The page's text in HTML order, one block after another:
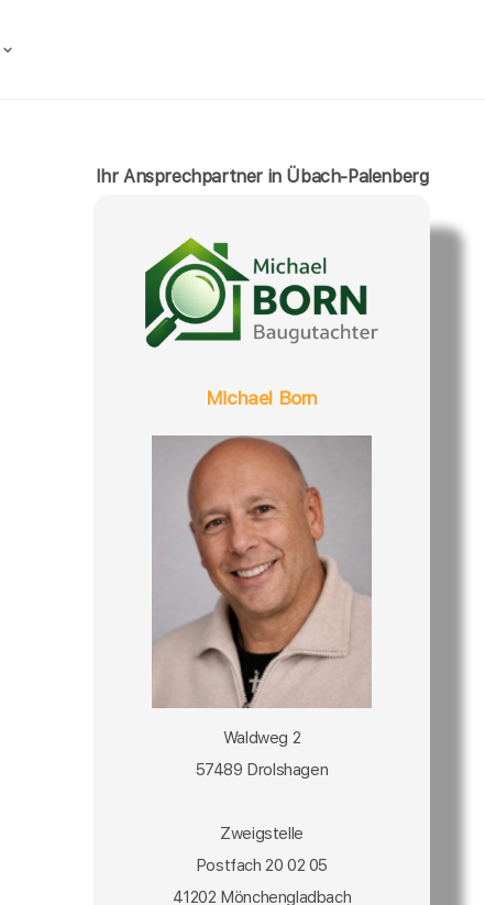
Ihr Ansprechpartner in Übach-Palenberg
Michael Born
Waldweg 2
57489 Drolshagen
Zweigstelle
Postfach 20 02 05
41202 Mönchengladbach